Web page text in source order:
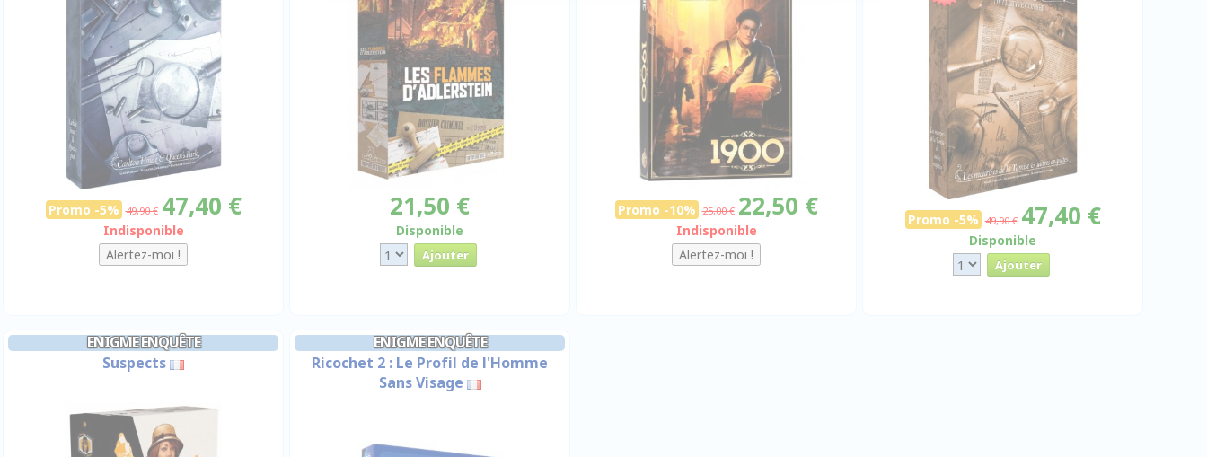
Promo -5% 49,90 € 47,40 €
Indisponible
21,50 €
Disponible
Promo -10% 25,00 € 22,50 €
Indisponible
Promo -5% 49,90 € 47,40 €
Disponible
ENIGME ENQUÊTE
Suspects
ENIGME ENQUÊTE
Ricochet 2 : Le Profil de l'Homme
Sans Visage